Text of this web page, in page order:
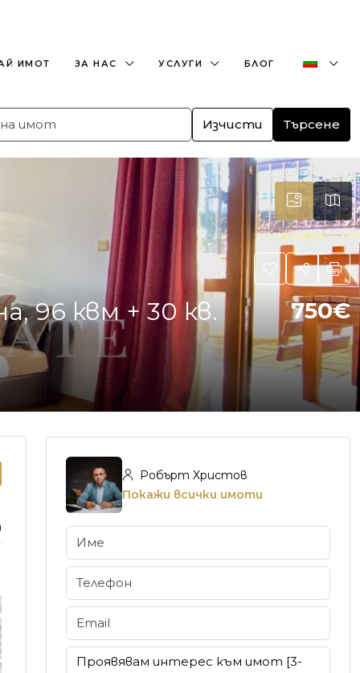
ИМОТ ЗА НАС УСЛУГИ БЛОГ
Изчисти Търсене
96 квм + 30 кв. 750€
Робърт Христов
Покажи всички имоти